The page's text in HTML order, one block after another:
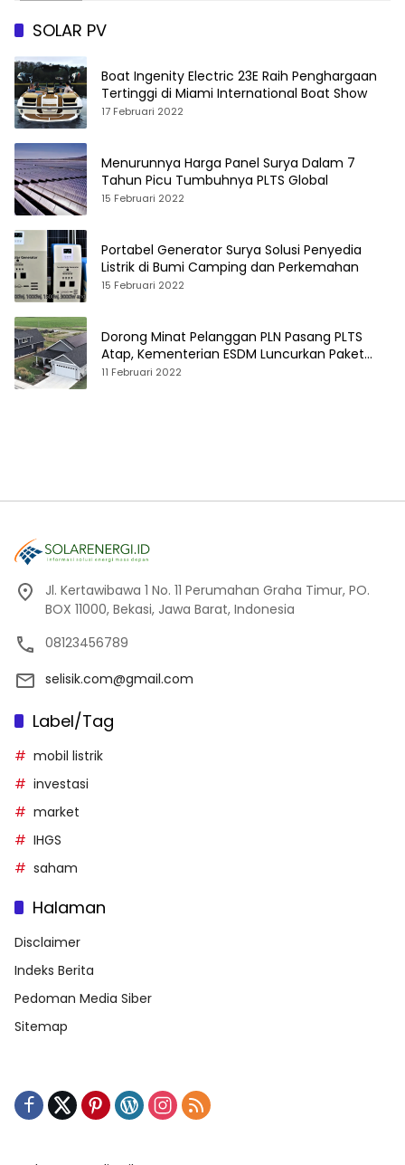
SOLAR PV
Boat Ingenity Electric 23E Raih Penghargaan
Tertinggi di Miami International Boat Show
17 Februari 2022
Menurunnya Harga Panel Surya Dalam 7
Tahun Picu Tumbuhnya PLTS Global
15 Februari 2022
Portabel Generator Surya Solusi Penyedia
Listrik di Bumi Camping dan Perkemahan
15 Februari 2022
Dorong Minat Pelanggan PLN Pasang PLTS
Atap, Kementerian ESDM Luncurkan Paket
Hibah SEF
11 Februari 2022
Jl. Kertawibawa 1 No. 11 Perumahan Graha Timur, PO.
BOX 11000, Bekasi, Jawa Barat, Indonesia
08123456789
selisik.com@gmail.com
Label/Tag
mobil listrik
investasi
market
IHGS
saham
Halaman
Disclaimer
Indeks Berita
Pedoman Media Siber
Sitemap